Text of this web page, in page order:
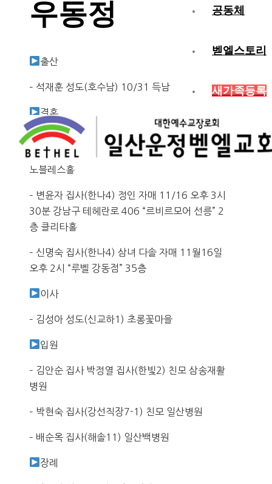
공동체
벧엘스토리
새가족등록
우동정
출산
– 석재훈 성도(호수남) 10/31 득남
결혼
– 김미경 집사(가좌직장1) 승환 형제 11/15(토)
오후 12시 30분 강남구 도산대로 434 “더청담”
노블레스홀
– 변윤자 집사(한나4) 정인 자매 11/16 오후 3시
30분 강남구 테헤란로 406 “르비르모어 선릉” 2
층 클리타홀
– 신명숙 집사(한나4) 삼녀 다솔 자매 11월16일
오후 2시 “루벨 강동점” 35층
이사
– 김성아 성도(신교하1) 초롱꽃마을
입원
– 김안순 집사 박정열 집사(한빛2) 친모 삼송재활
병원
– 박현숙 집사(강선직장7-1) 친모 일산병원
– 배순옥 집사(해솔11) 일산백병원
장례